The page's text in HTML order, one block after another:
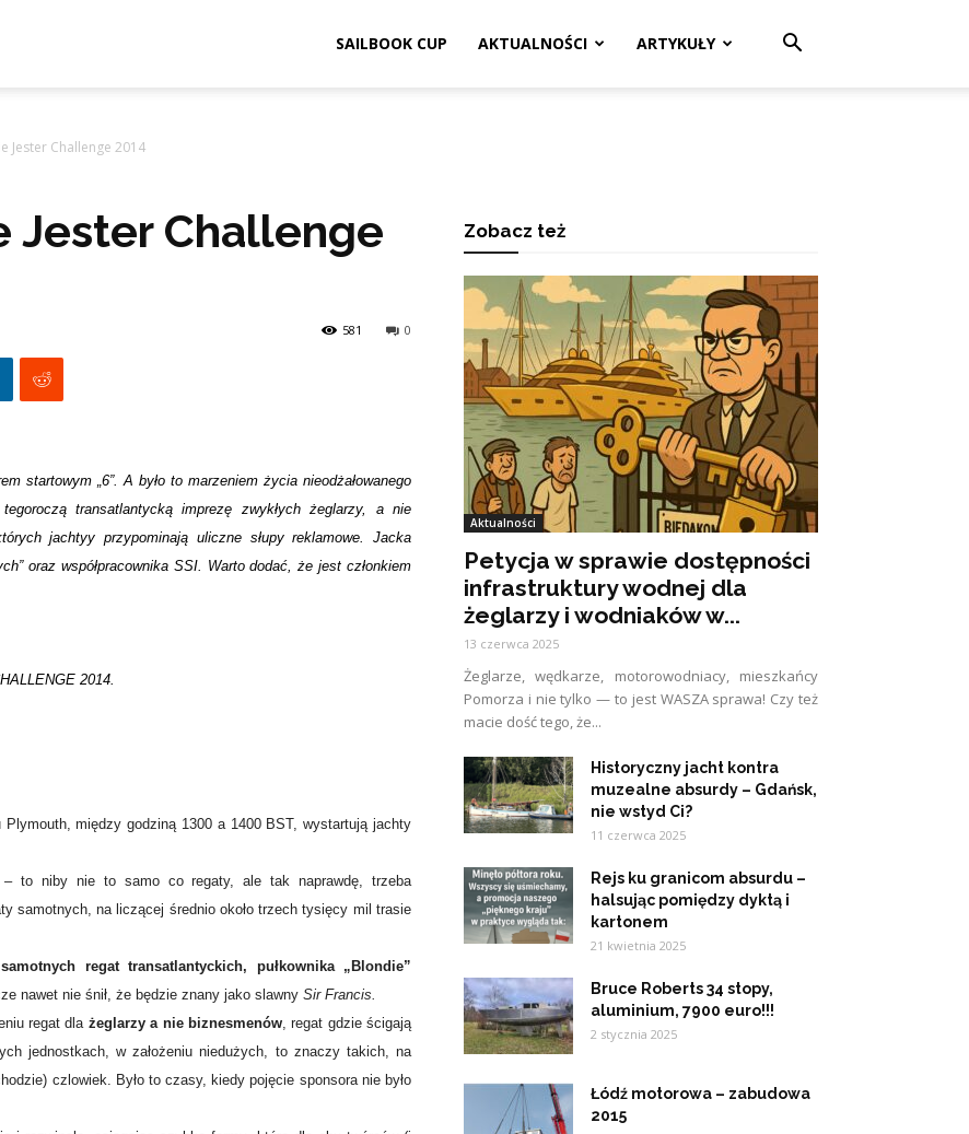
SAILBOOK CUP AKTUALNOŚCI ARTYKUŁY
Jester Challenge 2014
Jester Challenge
0
581
startowym „6”. A było to marzeniem życia nieodżałowanego
transatlantycką imprezę zwykłych żeglarzy, a nie
jachtyy przypominają uliczne słupy reklamowe. Jacka
oraz współpracownika SSI. Warto dodać, że jest członkiem
2014.
między godziną 1300 a 1400 BST, wystartują jachty
– to niby nie to samo co regaty, ale tak naprawdę, trzeba
samotnych, na liczącej średnio około trzech tysięcy mil trasie
regat transatlantyckich, pułkownika „Blondie”
nawet nie śnił, że będzie znany jako slawny Sir Francis.
regat dla żeglarzy a nie biznesmenów, regat gdzie ścigają
jednostkach, w założeniu niedużych, to znaczy takich, na
czlowiek. Było to czasy, kiedy pojęcie sponsora nie było
Zobacz też
Aktualności
Petycja w sprawie dostępności
infrastruktury wodnej dla
żeglarzy i wodniaków w...
13 czerwca 2025
Żeglarze, wędkarze, motorowodniacy, mieszkańcy
Pomorza i nie tylko — to jest WASZA sprawa! Czy też
macie dość tego, że...
Historyczny jacht kontra
muzealne absurdy – Gdańsk,
nie wstyd Ci?
11 czerwca 2025
Rejs ku granicom absurdu –
halsując pomiędzy dyktą i
kartonem
21 kwietnia 2025
Bruce Roberts 34 stopy,
aluminium, 7900 euro!!!
2 stycznia 2025
Łódź motorowa – zabudowa
2015